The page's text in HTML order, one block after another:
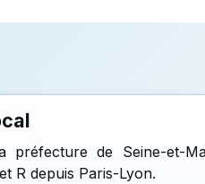
préfecture de Seine-et-
R depuis Paris-Lyon.